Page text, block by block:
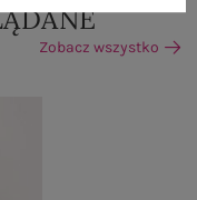
Zobacz wszystko